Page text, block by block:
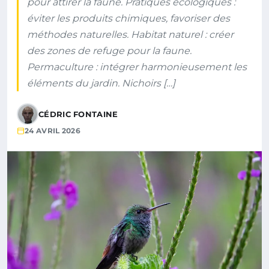
éviter les produits chimiques, favoriser des
méthodes naturelles. Habitat naturel : créer
des zones de refuge pour la faune.
Permaculture : intégrer harmonieusement les
éléments du jardin. Nichoirs […]
CÉDRIC FONTAINE
24 AVRIL 2026